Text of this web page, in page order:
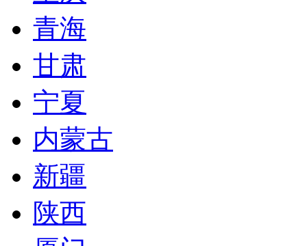
青海
甘肃
宁夏
内蒙古
新疆
陕西